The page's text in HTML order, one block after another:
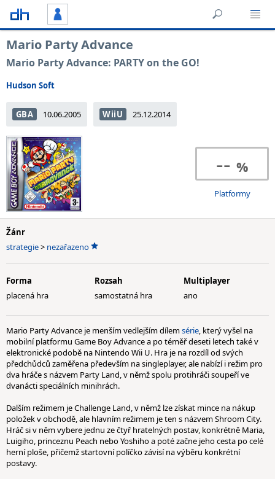
Mario Party Advance
Mario Party Advance: PARTY on the GO!
Hudson Soft
GBA 10.06.2005 WiiU 25.12.2014
--
Platformy
Žánr
strategie> nezařazeno
Forma
placená hra
Rozsah
samostatná hra
Multiplayer
ano
Mario Party Advance je menším vedlejším dílemsérie, který vyšel na
mobilní platformu Game Boy Advance a po téměř deseti letech také v
elektronické podobě na Nintendo Wii U. Hra je na rozdíl od svých
předchůdců zaměřena především na singleplayer, ale nabízí i režim pro
dva hráče s názvem Party Land, v němž spolu protihráči soupeří ve
dvanácti speciálních minihrách.
Dalším režimem je Challenge Land, v němž lze získat mince na nákup
položek v obchodě, ale hlavním režimem je ten s názvem Shroom City.
Hráč si v něm vybere jednu ze čtyř hratelných postav, konkrétně Maria,
Luigiho, princeznu Peach nebo Yoshiho a poté začne jeho cesta po celé
herní ploše, přičemž startovní políčko závisí na výběru konkrétní
postavy.